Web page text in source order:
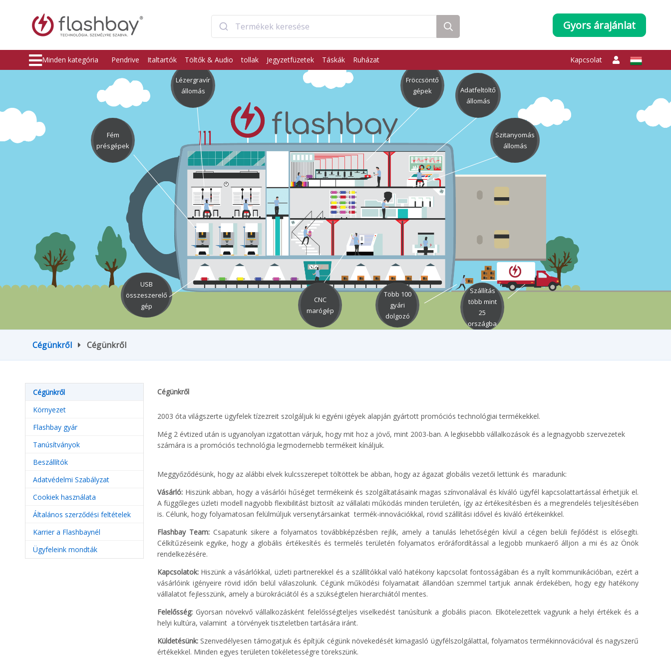
Gyors árajánlat
Minden kategória Pendrive Italtartók Töltők & Audio tollak Jegyzetfüzetek Táskák Ruházat Kapcsolat
Lézergravír
állomás
Adatfeltöltő
állomás
USB
összeszerelő
gép
CNC
marógép
Szállítás
több mint
25
országba
Fém
présgépek
Fröccsöntő
gépek
Szitanyomás
állomás
Több 100
gyári
dolgozó
Cégünkről Cégünkről
Cégünkről
2003 óta világszerte ügyfelek tízezreit szolgáljuk ki egyéni igéyek alapján gyártott promóciós technológiai termékekkel.
Még 2 évtized után is ugyanolyan izgatottan várjuk, hogy mit hoz a jövő, mint 2003-ban. A legkisebbb vállalkozások és a legnagyobb szervezetek
számára is a promóciós technológia legmodernebb termékeit kínáljuk.
Meggyőződésünk, hogy az alábbi elvek kulcsszerepet töltöttek be abban, hogy az ágazat globális vezetői lettünk és maradunk:
Vásárló: Hiszünk abban, hogy a vásárlói hűséget termékeink és szolgáltatásaink magas színvonalával és kíváló ügyfél kapcsolattartással érhetjük el.
A függőleges üzleti modell nagyobb flexibilitást biztosít az vállalati működás minden területén, így az értékesítésben és a megrendelés teljesítésében
is. Célunk, hogy folyamatosan felülmúljuk versenytársainkat termék-innovációkkal, rövid szállítási idővel és kiváló értékeinkkel.
Flashbay Team: Csapatunk sikere a folyamatos továbbképzésben rejlik, amely a tanulás lehetőségén kívül a cégen belüli fejlődést is elősegíti.
Célkítűzéseink egyike, hogy a globális értékesítés és termelés területén folyamatos erőráfordítással a legjobb munkaerő álljon a mi és az Önök
rendelkezésére.
Kapcsolatok: Hiszünk a vásárlókkal, üzleti partnerekkel és a szállítókkal való hatékony kapcsolat fontosságában és a nyílt kommunikációban, ezért a
vásárlóink igényeire rövid időn belül válaszolunk. Cégünk működési folyamatait állandóan szemmel tartjuk annak érdekében, hogy egy hatékony
vállalatot fejlesszünk, amely a bürokráciától és a szükségtelen hierarchiától mentes.
Felelősség: Gyorsan növekvő vállalkozásként felelősségteljes viselkedést tanúsítunk a globális piacon. Elkötelezettek vagyunk a helyi értékek és a
helyi kultúra, valamint a törvények tiszteletben tartására iránt.
Küldetésünk: Szenvedélyesen támogatjuk és építjük cégünk növekedését kimagasló ügyfélszolgálattal, folyamatos termékinnovációval és nagyszerű
értékekkel. Minden egyes területen tökéletességre törekszünk.
Cégünkről
Környezet
Flashbay gyár
Tanúsítványok
Beszállítók
Adatvédelmi Szabályzat
Cookiek használata
Általános szerződési feltételek
Karrier a Flashbaynél
Ügyfeleink mondták